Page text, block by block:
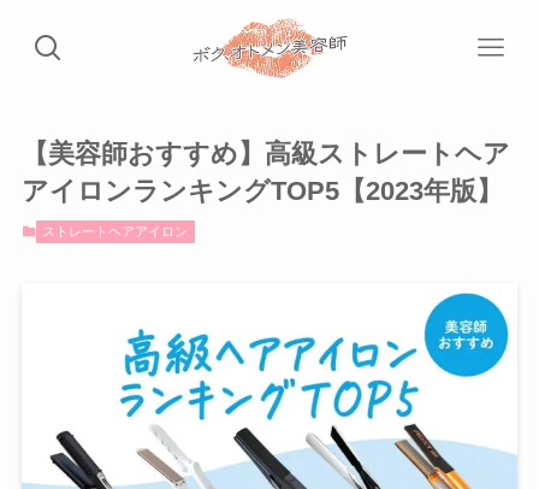
【美容師おすすめ】高級ストレートヘア
アイロンランキングTOP5【2023年版】
ストレートヘアアイロン